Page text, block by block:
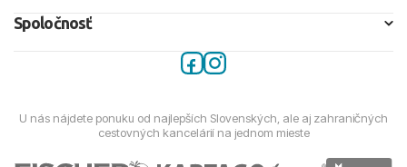
Spoločnosť
U nás nájdete ponuku od najlepších Slovenských, ale aj zahraničných
cestovných kancelárií na jednom mieste